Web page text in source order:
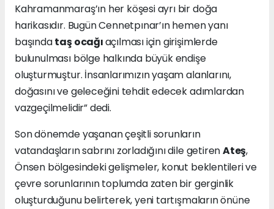
Kahramanmaraş’ın her köşesi ayrı bir doğa
harikasıdır. Bugün Cennetpınar’ın hemen yanı
başındataş ocağıaçılması için girişimlerde
bulunulması bölge halkında büyük endişe
oluşturmuştur. İnsanlarımızın yaşam alanlarını,
doğasını ve geleceğini tehdit edecek adımlardan
vazgeçilmelidir” dedi.
Son dönemde yaşanan çeşitli sorunların
vatandaşların sabrını zorladığını dile getirenAteş,
Önsen bölgesindeki gelişmeler, konut beklentileri ve
çevre sorunlarının toplumda zaten bir gerginlik
oluşturduğunu belirterek, yeni tartışmaların önüne